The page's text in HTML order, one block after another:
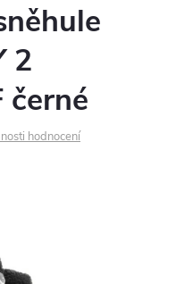
2
černé
hodnocení